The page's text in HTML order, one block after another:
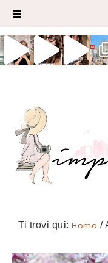
Ti trovi qui: Home /